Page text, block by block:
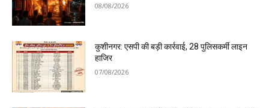
08/08/2026
कुशीनगर: एसपी की बड़ी कार्रवाई, 28 पुलिसकर्मी लाइन
हाजिर
07/08/2026